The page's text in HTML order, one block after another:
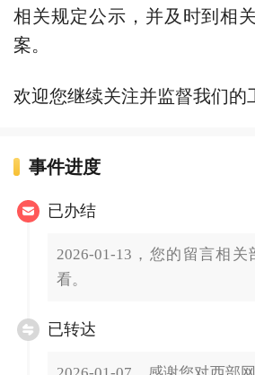
相关规定公示，并及时到相
案。
欢迎您继续关注并监督我们的
事件进度
已办结
2026-01-13，您的留言相
看。
已转达